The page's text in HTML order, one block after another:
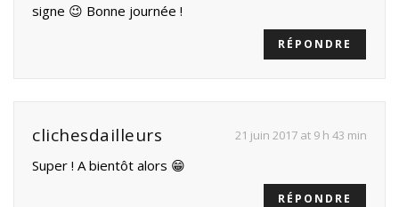
signe 😉 Bonne journée !
RÉPONDRE
clichesdailleurs 21 juin 2017 at 9 h 43 min
Super ! A bientôt alors 😁
RÉPONDRE